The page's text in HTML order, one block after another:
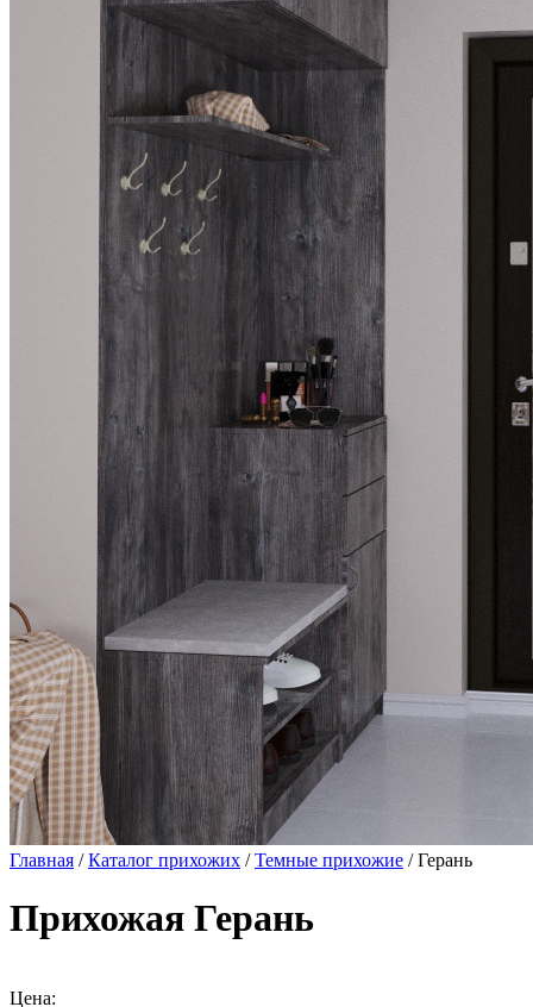
Главная /Каталог прихожих /Темные прихожие / Герань
Прихожая Герань
Цена: